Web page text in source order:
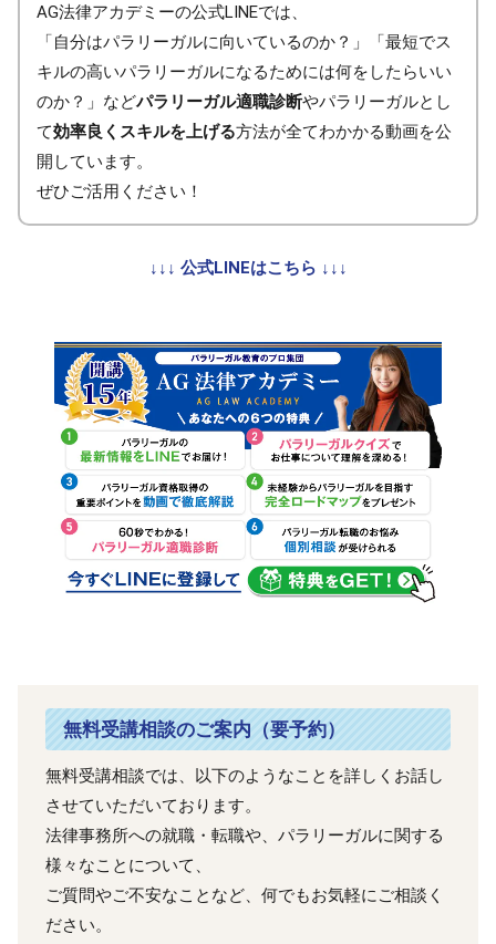
AG法律アカデミーの公式LINEでは、
「自分はパラリーガルに向いているのか？」「最短でス
キルの高いパラリーガルになるためには何をしたらいい
のか？」などパラリーガル適職診断やパラリーガルとし
て効率良くスキルを上げる方法が全てわかかる動画を公
開しています。
ぜひご活用ください！
↓↓↓ 公式LINEはこちら ↓↓↓
無料受講相談のご案内（要予約）
無料受講相談では、以下のようなことを詳しくお話し
させていただいております。
法律事務所への就職・転職や、パラリーガルに関する
様々なことについて、
ご質問やご不安なことなど、何でもお気軽にご相談く
ださい。